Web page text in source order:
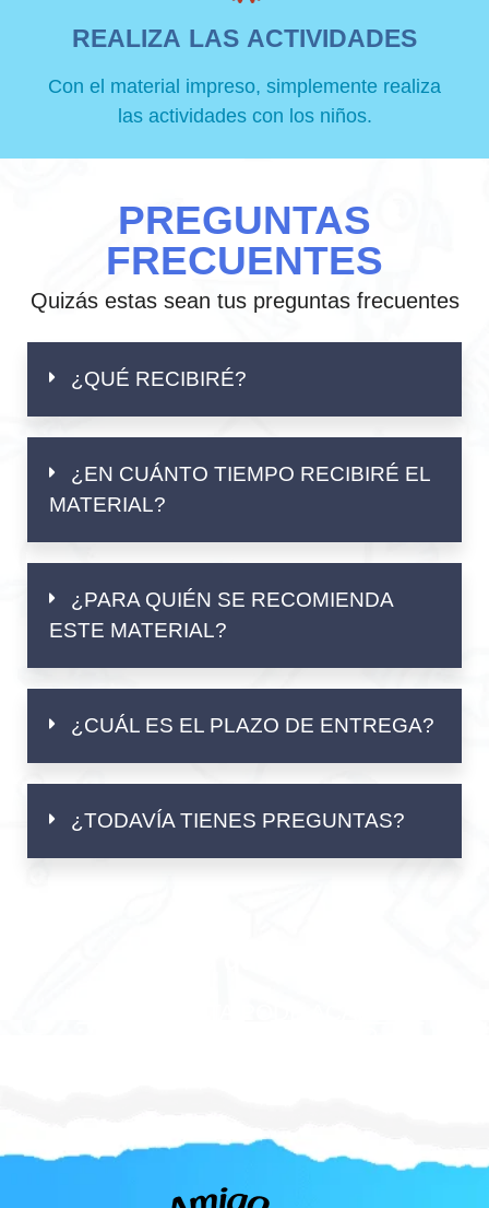
REALIZA LAS ACTIVIDADES
Con el material impreso, simplemente realiza
las actividades con los niños.
PREGUNTAS
FRECUENTES
Quizás estas sean tus preguntas frecuentes
¿QUÉ RECIBIRÉ?
¿EN CUÁNTO TIEMPO RECIBIRÉ EL
MATERIAL?
¿PARA QUIÉN SE RECOMIENDA
ESTE MATERIAL?
¿CUÁL ES EL PLAZO DE ENTREGA?
¿TODAVÍA TIENES PREGUNTAS?